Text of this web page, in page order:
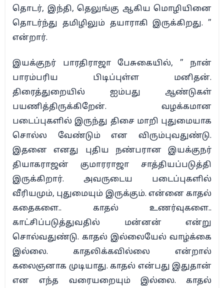
தொடர், இந்தி, தெலுங்கு ஆகிய மொழியினை
தொடர்ந்து தமிழிலும் தயாராகி இருக்கிறது. ”
என்றார்.
இயக்குநர் பாரதிராஜா பேசுகையில், ” நான்
பாரம்பரிய பிடிப்புள்ள மனிதன்.
திரைத்துறையில் ஐம்பது ஆண்டுகள்
பயணித்திருக்கிறேன். வழக்கமான
படைப்புகளில் இருந்து திசை மாறி புதுமையாக
சொல்ல வேண்டும் என விரும்புவதுண்டு.
இதனை எனது புதிய நண்பரான இயக்குநர்
தியாகராஜன் குமாரராஜா சாத்தியப்படுத்தி
இருக்கிறார். அவருடைய படைப்புகளில்
வீரியமும், புதுமையும் இருக்கும். என்னை காதல்
கதைகளை.. காதல் உணர்வுகளை..
காட்சிப்படுத்துவதில் மன்னன் என்று
சொல்வதுண்டு. காதல் இல்லையேல் வாழ்க்கை
இல்லை. காதலிக்கவில்லை என்றால்
கலைஞனாக முடியாது. காதல் என்பது இதுதான்
என எந்த வரையறையும் இல்லை. காதல்